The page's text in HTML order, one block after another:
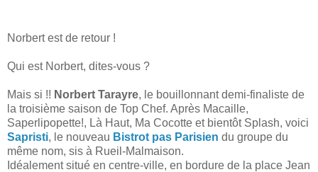
Norbert est de retour !
Qui est Norbert, dites-vous ?
Mais si !! Norbert Tarayre, le bouillonnant demi-finaliste de
la troisième saison de Top Chef. Après Macaille,
Saperlipopette!, Là Haut, Ma Cocotte et bientôt Splash, voici
Sapristi, le nouveau Bistrot pas Parisien du groupe du
même nom, sis à Rueil-Malmaison.
Idéalement situé en centre-ville, en bordure de la place Jean